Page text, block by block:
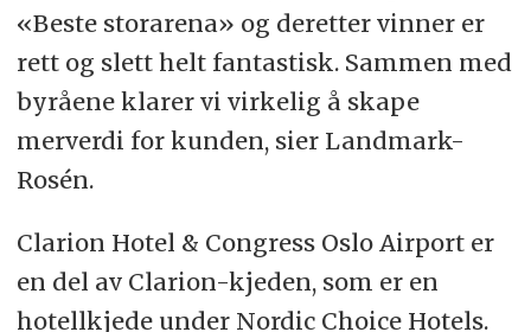
«Beste storarena» og deretter vinner er
rett og slett helt fantastisk. Sammen med
byråene klarer vi virkelig å skape
merverdi for kunden, sier Landmark-
Rosén.
Clarion Hotel & Congress Oslo Airport er
en del av Clarion-kjeden, som er en
hotellkjede under Nordic Choice Hotels.